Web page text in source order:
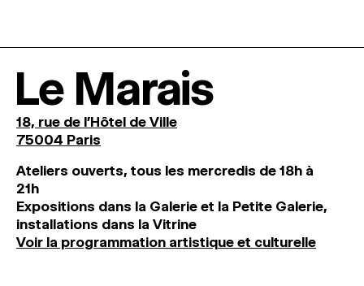
Le Marais
18, rue de l'Hôtel de Ville
75004 Paris
Ateliers ouverts, tous les mercredis de 18h à
21h
Expositions dans la Galerie et la Petite Galerie,
installations dans la Vitrine
Voir la programmation artistique et culturelle